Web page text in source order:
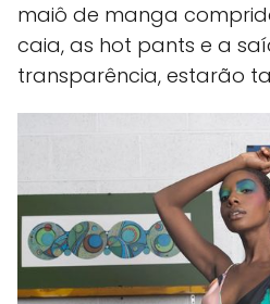
maiô de manga
caia, as hot pants e a
transparência, estarão